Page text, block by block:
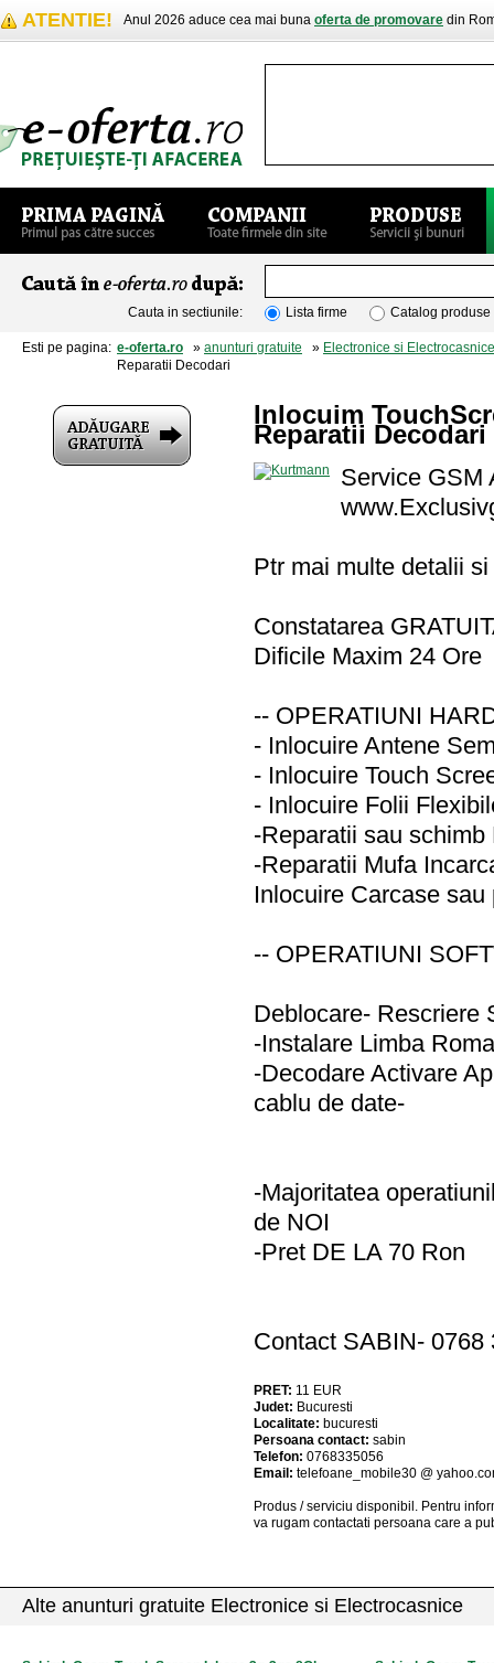
ATENTIE! Anul 2026 aduce cea mai buna oferta de promovare din
Cauta in sectiunile: Lista firme Catalog produse
Esti pe pagina: e-oferta.ro » anunturi gratuite » Electronice si Electrocasnice
Reparatii Decodari
Inlocuim
Reparatii Decodari
Service GSM
Ptr mai multe detalii
Constatarea
Dificile Maxim 24 Ore
-- OPERATIUNI
- Inlocuire Antene
- Inlocuire Touch
- Inlocuire Folii
-Reparatii sau schimb
-Reparatii Mufa
Inlocuire Carcase
-- OPERATIUNI
Deblocare- Rescriere
-Instalare Limba
-Decodare Activare
cablu de date-
-Majoritatea
de NOI
-Pret DE LA 70 Ron
Contact SABIN- 0768
PRET: 11 EUR
Judet: Bucuresti
Localitate: bucuresti
Persoana contact: sabin
Telefon: 0768335056
Email: telefoane_mobile30 @
Produs / serviciu disponibil . Pentru
va rugam contactati persoana care a
Alte anunturi gratuite Electronice si Electrocasnice